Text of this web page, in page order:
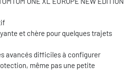
et chère pour quelques trajets
avancés difficiles à configurer
même pas une petite